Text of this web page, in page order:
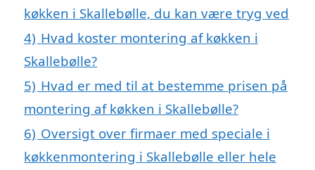
køkken i Skallebølle, du kan være tryg ved
4) Hvad koster montering af køkken i
Skallebølle?
5) Hvad er med til at bestemme prisen på
montering af køkken i Skallebølle?
6) Oversigt over firmaer med speciale i
køkkenmontering i Skallebølle eller hele